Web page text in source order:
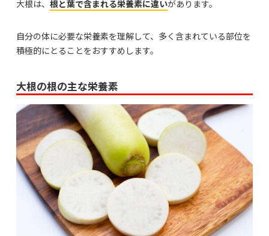
大根は、 根と葉で含まれる栄養素に違いがあります。
自分の体に必要な栄養素を理解して、多く含まれている部位を
積極的にとることをおすすめします。
大根の根の主な栄養素